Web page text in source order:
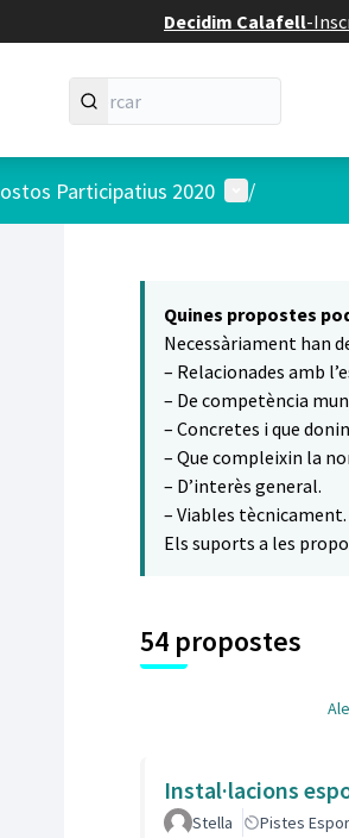
Decidim Calafell-
Participatius 2020 Menú d'usuari
/
Quines propostes
Necessàriament han
– Relacionades amb
– De competència
– Concretes i que
– Que compleixin la
– D’interès general.
– Viables tècnicament.
Els suports a les
54 propostes
Instal·lacions
Stella Pistes